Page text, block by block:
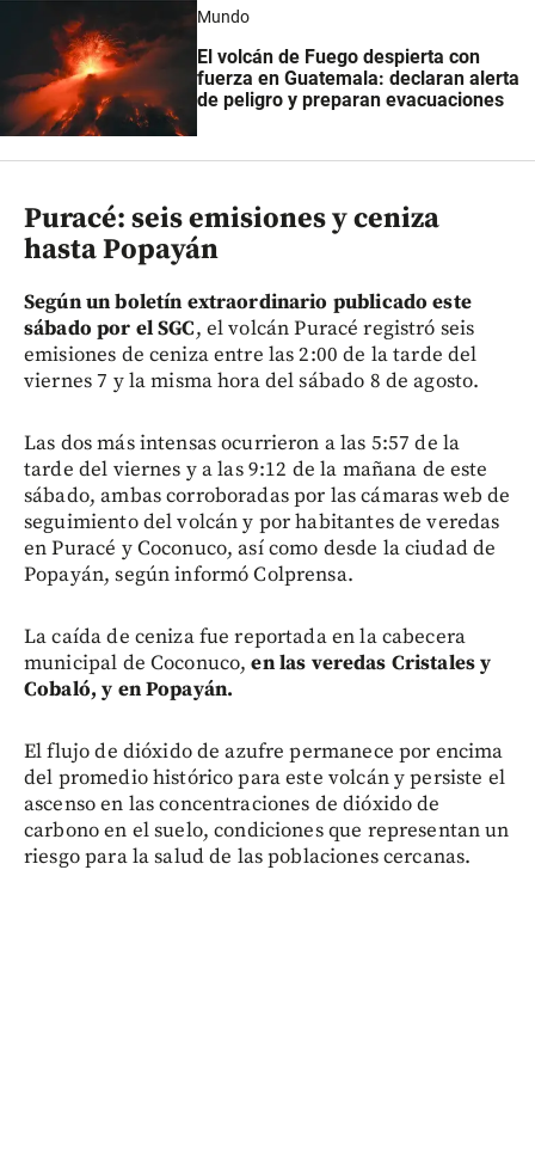
Mundo
El volcán de Fuego despierta con
fuerza en Guatemala: declaran alerta
de peligro y preparan evacuaciones
Puracé: seis emisiones y ceniza
hasta Popayán
Según un boletín extraordinario publicado este
sábado por el SGC, el volcán Puracé registró seis
emisiones de ceniza entre las 2:00 de la tarde del
viernes 7 y la misma hora del sábado 8 de agosto.
Las dos más intensas ocurrieron a las 5:57 de la
tarde del viernes y a las 9:12 de la mañana de este
sábado, ambas corroboradas por las cámaras web de
seguimiento del volcán y por habitantes de veredas
en Puracé y Coconuco, así como desde la ciudad de
Popayán, según informó Colprensa.
La caída de ceniza fue reportada en la cabecera
municipal de Coconuco,en las veredas Cristales y
Cobaló, y en Popayán.
El flujo de dióxido de azufre permanece por encima
del promedio histórico para este volcán y persiste el
ascenso en las concentraciones de dióxido de
carbono en el suelo, condiciones que representan un
riesgo para la salud de las poblaciones cercanas.